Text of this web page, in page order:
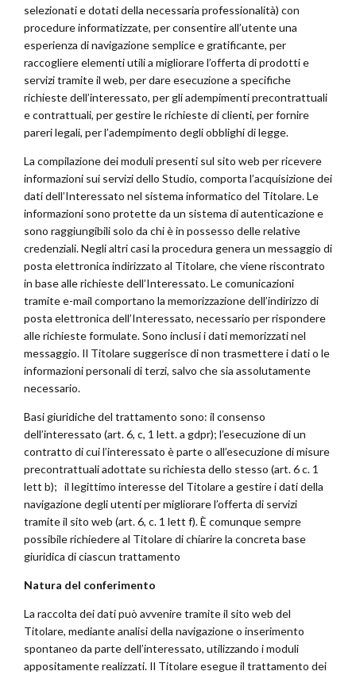
selezionati e dotati della necessaria professionalità) con
procedure informatizzate, per consentire all’utente una
esperienza di navigazione semplice e gratificante, per
raccogliere elementi utili a migliorare l’offerta di prodotti e
servizi tramite il web, per dare esecuzione a specifiche
richieste dell’interessato, per gli adempimenti precontrattuali
e contrattuali, per gestire le richieste di clienti, per fornire
pareri legali, per l’adempimento degli obblighi di legge.
La compilazione dei moduli presenti sul sito web per ricevere
informazioni sui servizi dello Studio, comporta l’acquisizione dei
dati dell’Interessato nel sistema informatico del Titolare. Le
informazioni sono protette da un sistema di autenticazione e
sono raggiungibili solo da chi è in possesso delle relative
credenziali. Negli altri casi la procedura genera un messaggio di
posta elettronica indirizzato al Titolare, che viene riscontrato
in base alle richieste dell’Interessato. Le comunicazioni
tramite e-mail comportano la memorizzazione dell’indirizzo di
posta elettronica dell’Interessato, necessario per rispondere
alle richieste formulate. Sono inclusi i dati memorizzati nel
messaggio. Il Titolare suggerisce di non trasmettere i dati o le
informazioni personali di terzi, salvo che sia assolutamente
necessario.
Basi giuridiche del trattamento sono: il consenso
dell’interessato (art. 6, c, 1 lett. a gdpr); l’esecuzione di un
contratto di cui l’interessato è parte o all’esecuzione di misure
precontrattuali adottate su richiesta dello stesso (art. 6 c. 1
lett b); il legittimo interesse del Titolare a gestire i dati della
navigazione degli utenti per migliorare l’offerta di servizi
tramite il sito web (art. 6, c. 1 lett f). È comunque sempre
possibile richiedere al Titolare di chiarire la concreta base
giuridica di ciascun trattamento
Natura del conferimento
La raccolta dei dati può avvenire tramite il sito web del
Titolare, mediante analisi della navigazione o inserimento
spontaneo da parte dell’interessato, utilizzando i moduli
appositamente realizzati. Il Titolare esegue il trattamento dei